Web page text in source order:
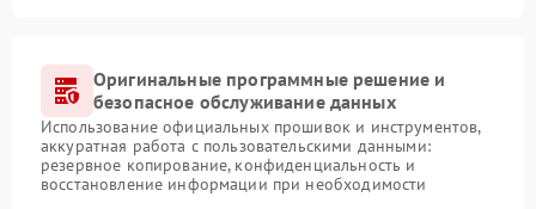
Оригинальные программные решение и
безопасное обслуживание данных
Использование официальных прошивок и инструментов,
аккуратная работа с пользовательскими данными:
резервное копирование, конфиденциальность и
восстановление информации при необходимости